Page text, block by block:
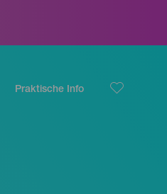
Praktische Info